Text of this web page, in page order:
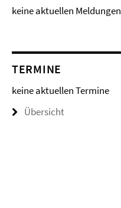
keine aktuellen Meldungen
TERMINE
keine aktuellen Termine
Übersicht